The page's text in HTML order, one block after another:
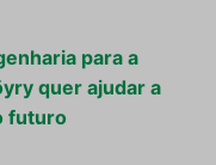
para a
quer ajudar a
futuro